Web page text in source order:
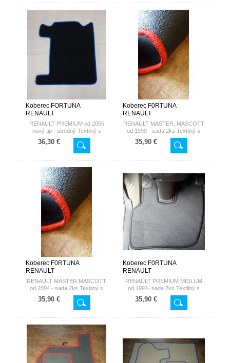
Koberec FORTUNA
RENAULT
RENAULT PREMIUM od 2005
nový tip - stredný Textilný s
nepremokavou spodnou stranou
36,30 €
Koberec F0RTUNA
RENAULT
RENAULT MASTER, MASCOTT
od 1999 - sada 2ks Textilný s
nepremokavou spodnou stranou
35,90 €
Koberec F0RTUNA
RENAULT
RENAULT MASTER,MASCOTT
od 2004 - sada 2ks Textilný s
nepremokavou spodnou stranou
35,90 €
Koberec F0RTUNA
RENAULT
RENAULT PREMIUM MIDLUM
od 1997- sada 2ks Textilný s
nepremokavou spodnou stranou
35,90 €